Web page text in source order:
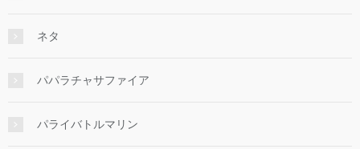
ネタ
パパラチャサファイア
パライバトルマリン